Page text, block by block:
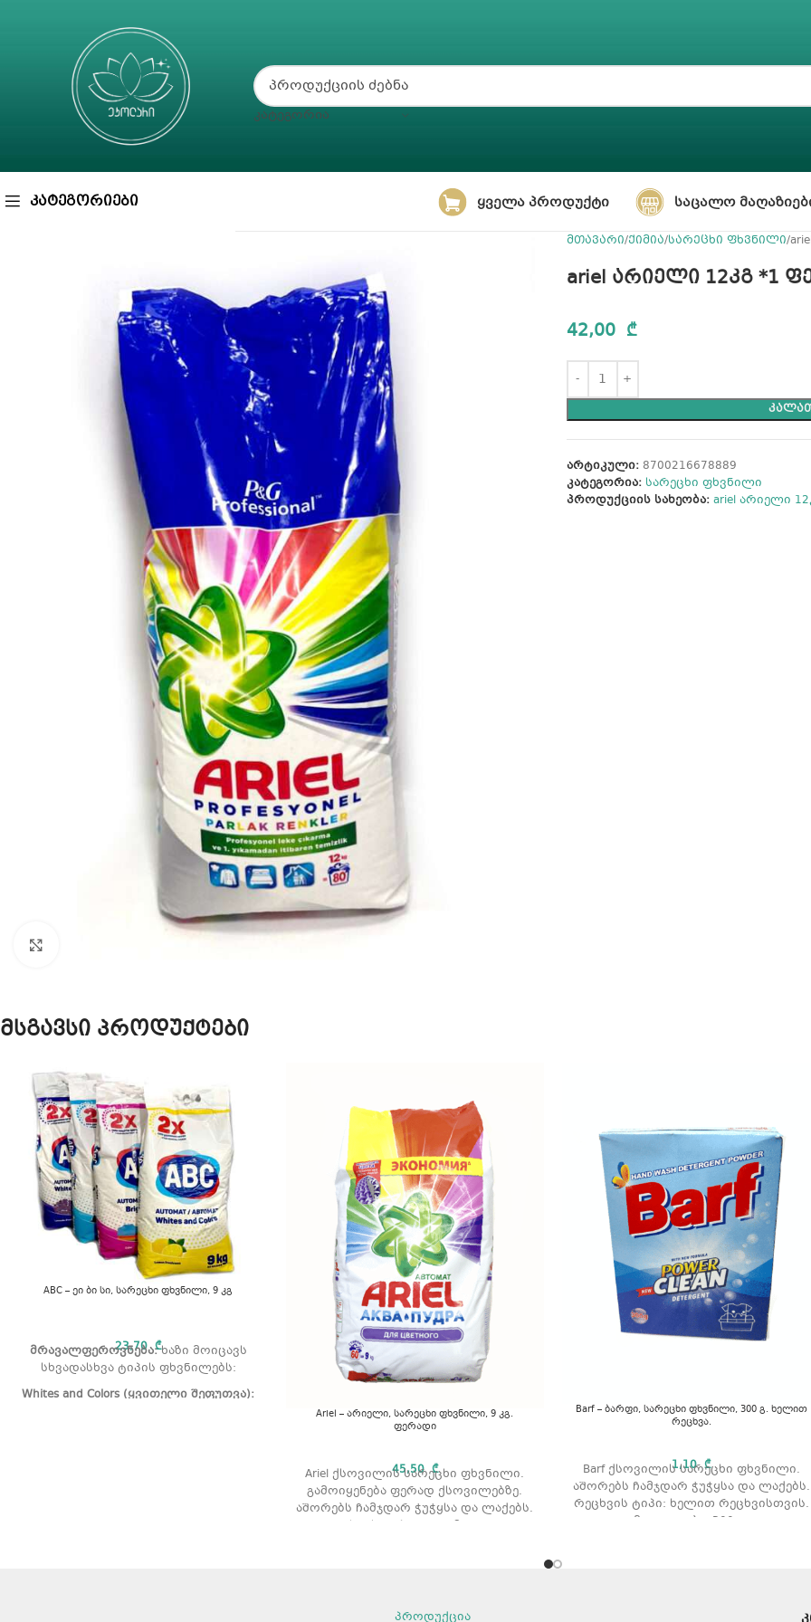
ᲙᲐᲢᲔᲒᲝᲠᲘᲐ
ᲙᲐᲢᲔᲒᲝᲠᲘᲔᲑᲘ ᲧᲕᲔᲚᲐ ᲞᲠᲝᲓᲣᲥᲢᲘ ᲡᲐᲪᲐᲚᲝ
მთავარი ქიმია სარეცხი ფხვნილი
ariel არიელი 12კგ *1
42,00 ₾
არტიკული: 8700216678889
კატეგორია: სარეცხი ფხვნილი
პროდუქციის სახეობა: ariel არიელი
მსგავსი პროდუქტები
ABC – ეი ბი სი, სარეცხი ფხვნილი, 9 კგ
23,70₾
მრავალფეროვნება:ხაზი მოიცავს
სხვადასხვა ტიპის ფხვნილებს:
Whites and Colors (ყვითელი შეფუთვა):
Ariel – არიელი, სარეცხი ფხვნილი, 9 კგ.
ფერადი
45,50₾
Ariel ქსოვილის სარეცხი ფხვნილი.
გამოიყენება ფერად ქსოვილებზე.
აშორებს ჩამჯდარ ჭუჭყსა და ლაქებს.
რეცხვის ტიპი: ავტომატური.
ყურადღება მიაქციეთ შეფუთვაზე
Barf – ბარფი, სარეცხი ფხვნილი, 300 გ. ხელით
რეცხვა.
1,10₾
Barf ქსოვილის სარეცხი ფხვნილი.
აშორებს ჩამჯდარ ჭუჭყსა და ლაქებს.
რეცხვის ტიპი: ხელით რეცხვისთვის.
მოცულობა: 300 გ.
პროდუქცია